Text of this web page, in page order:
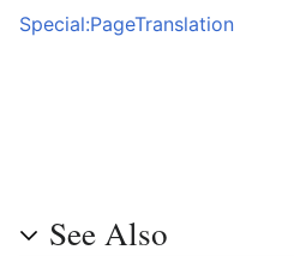
Special:PageTranslation
See Also